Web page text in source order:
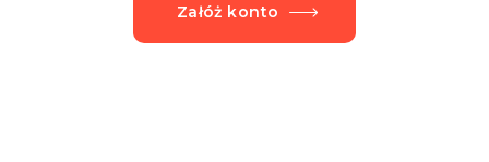
Załóż konto